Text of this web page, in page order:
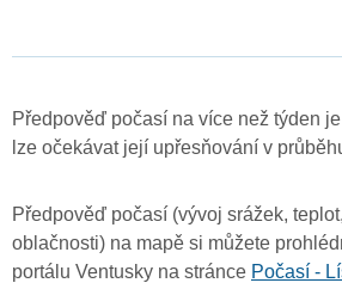
Předpověď počasí na více než týden
lze očekávat její upřesňování v
Předpověď počasí (vývoj srážek,
oblačnosti) na mapě si můžete
portálu Ventusky na stránce Počasí -